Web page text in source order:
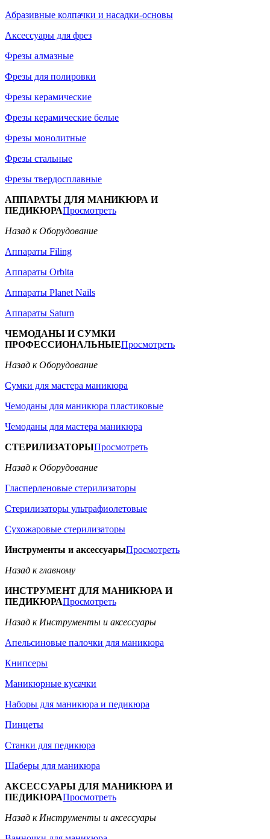
Абразивные колпачки и насадки-основы
Аксессуары для фрез
Фрезы алмазные
Фрезы для полировки
Фрезы керамические
Фрезы керамические белые
Фрезы монолитные
Фрезы стальные
Фрезы твердосплавные
АППАРАТЫ ДЛЯ МАНИКЮРА И
ПЕДИКЮРАПросмотреть
Назад к Оборудование
Аппараты Filing
Аппараты Orbita
Аппараты Planet Nails
Аппараты Saturn
ЧЕМОДАНЫ И СУМКИ
ПРОФЕССИОНАЛЬНЫЕПросмотреть
Назад к Оборудование
Сумки для мастера маникюра
Чемоданы для маникюра пластиковые
Чемоданы для мастера маникюра
СТЕРИЛИЗАТОРЫПросмотреть
Назад к Оборудование
Гласперленовые стерилизаторы
Стерилизаторы ультрафиолетовые
Сухожаровые стерилизаторы
Инструменты и аксессуарыПросмотреть
Назад к главному
ИНСТРУМЕНТ ДЛЯ МАНИКЮРА И
ПЕДИКЮРАПросмотреть
Назад к Инструменты и аксессуары
Апельсиновые палочки для маникюра
Книпсеры
Маникюрные кусачки
Наборы для маникюра и педикюра
Пинцеты
Станки для педикюра
Шаберы для маникюра
АКСЕССУАРЫ ДЛЯ МАНИКЮРА И
ПЕДИКЮРАПросмотреть
Назад к Инструменты и аксессуары